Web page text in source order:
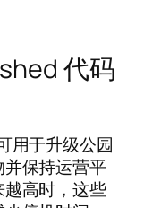
代码
用于升级公园
保持运营平
高时，这些